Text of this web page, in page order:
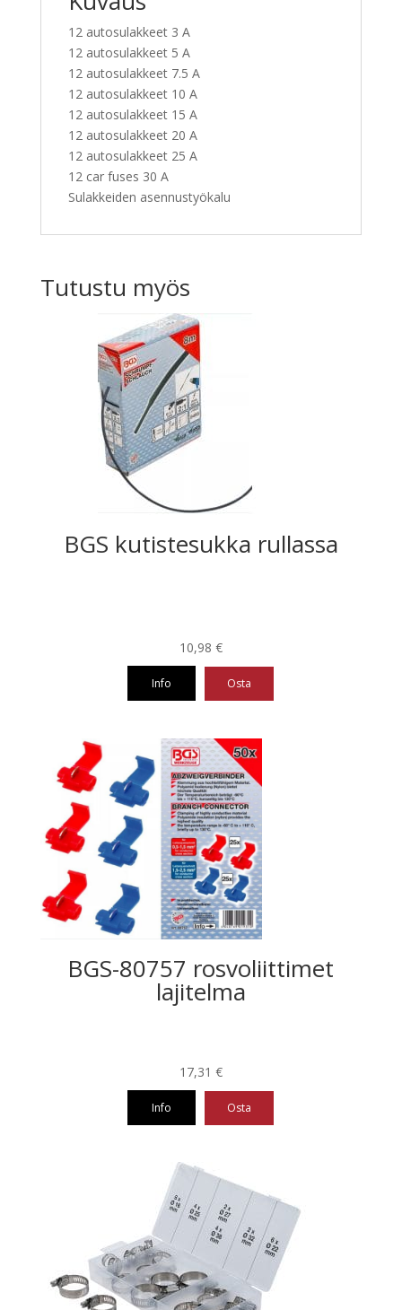
12 autosulakkeet 3 A
12 autosulakkeet 5 A
12 autosulakkeet 7.5 A
12 autosulakkeet 10 A
12 autosulakkeet 15 A
12 autosulakkeet 20 A
12 autosulakkeet 25 A
12 car fuses 30 A
Sulakkeiden asennustyökalu
Tutustu myös
BGS kutistesukka rullassa
10,98 €
Info Osta
useampi
muunnelma.
tehdä
valinnat
tuotteen
sivulla.
BGS-80757 rosvoliittimet
lajitelma
17,31 €
Info Osta